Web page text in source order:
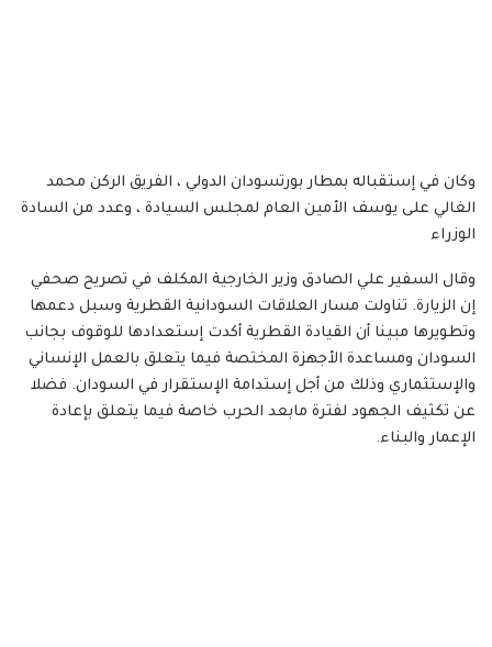
وكان في إستقباله بمطار بورتسودان الدولي ، الفريق الركن محمد
الغالي على يوسف الأمين العام لمجلس السيادة ، وعدد من السادة
الوزراء
وقال السفير علي الصادق وزير الخارجية المكلف في تصريح صحفي
إن الزيارة. تناولت مسار العلاقات السودانية القطرية وسبل دعمها
وتطويرها مبينا أن القيادة القطرية أكدت إستعدادها للوقوف بجانب
السودان ومساعدة الأجهزة المختصة فيما يتعلق بالعمل الإنساني
والإستثماري وذلك من أجل إستدامة الإستقرار في السودان. فضلا
عن تكثيف الجهود لفترة مابعد الحرب خاصة فيما يتعلق بإعادة
الإعمار والبناء.